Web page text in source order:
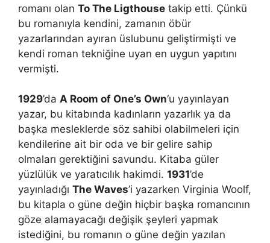
romanı olan To The Ligthouse takip etti. Çünkü
bu romanıyla kendini, zamanın öbür
yazarlarından ayıran üslubunu geliştirmişti ve
kendi roman tekniğine uyan en uygun yapıtını
vermişti.
1929’da A Room of One’s Own‘u yayınlayan
yazar, bu kitabında kadınların yazarlık ya da
başka mesleklerde söz sahibi olabilmeleri için
kendilerine ait bir oda ve bir gelire sahip
olmaları gerektiğini savundu. Kitaba güler
yüzlülük ve yaratıcılık hakimdi. 1931’de
yayınladığı The Waves’i yazarken Virginia Woolf,
bu kitapla o güne değin hiçbir başka romancının
göze alamayacağı değişik şeyleri yapmak
istediğini, bu romanın o güne değin yazılan